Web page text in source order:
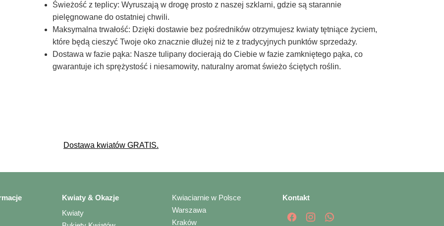
Świeżość z teplicy: Wyruszają w drogę prosto z naszej szklarni, gdzie są starannie
pielęgnowane do ostatniej chwili.
Maksymalna trwałość: Dzięki dostawie bez pośredników otrzymujesz kwiaty tętniące życiem,
które będą cieszyć Twoje oko znacznie dłużej niż te z tradycyjnych punktów sprzedaży.
Dostawa w fazie pąka: Nasze tulipany docierają do Ciebie w fazie zamkniętego pąka, co
gwarantuje ich sprężystość i niesamowity, naturalny aromat świeżo ściętych roślin.
Dostawa kwiatów GRATIS.
Kwiaty & Okazje
Kwiaty
Kwiaciarnie w Polsce
Warszawa
Kraków
Kontakt